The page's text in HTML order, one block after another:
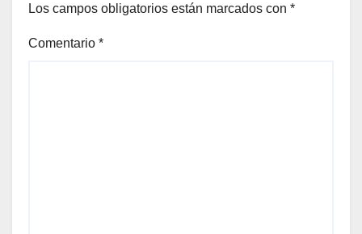
Los campos obligatorios están marcados con *
Comentario *